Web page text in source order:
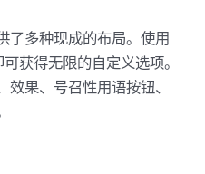
了多种现成的布局。使用
获得无限的自定义选项。
果、号召性用语按钮、